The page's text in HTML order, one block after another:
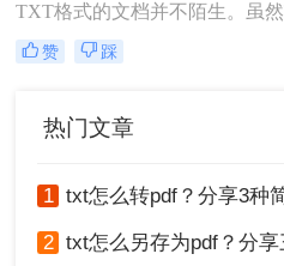
TXT格式的文档并不陌生。虽
文档只包含纯文本，不能插入图
表格，但它仍然是一个非常重要
器工具不支持TXT格式，而需要
TXT转换为PDF格式。那么，txt
法。
赞 踩
热门文章
1 txt怎么转pdf？分享3种
2 txt怎么另存为pdf？分享